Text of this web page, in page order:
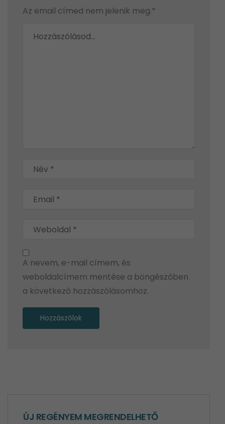
Az email címed nem jelenik meg.*
A nevem, e-mail címem, és
weboldalcímem mentése a böngészőben
a következő hozzászólásomhoz.
ÚJ REGÉNYEM MEGRENDELHETŐ